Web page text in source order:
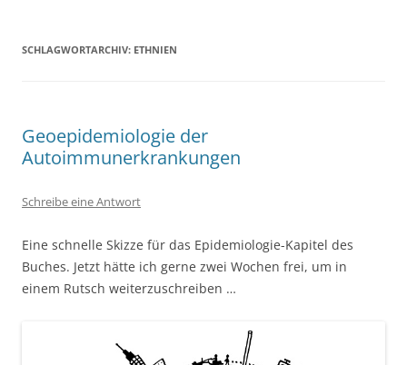
SCHLAGWORTARCHIV: ETHNIEN
Geoepidemiologie der
Autoimmunerkrankungen
Schreibe eine Antwort
Eine schnelle Skizze für das Epidemiologie-Kapitel des
Buches. Jetzt hätte ich gerne zwei Wochen frei, um in
einem Rutsch weiterzuschreiben …